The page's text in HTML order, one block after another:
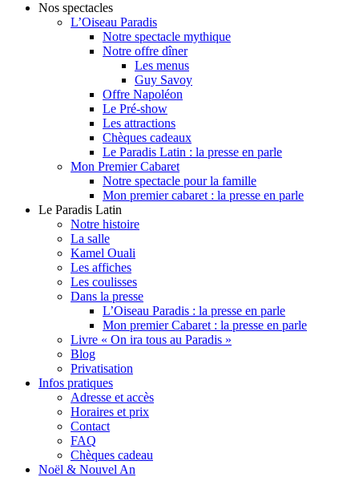
Nos spectacles
L’Oiseau Paradis
Notre spectacle mythique
Notre offre dîner
Les menus
Guy Savoy
Offre Napoléon
Le Pré-show
Les attractions
Chèques cadeaux
Le Paradis Latin : la presse en parle
Mon Premier Cabaret
Notre spectacle pour la famille
Mon premier cabaret : la presse en parle
Le Paradis Latin
Notre histoire
La salle
Kamel Ouali
Les affiches
Les coulisses
Dans la presse
L’Oiseau Paradis : la presse en parle
Mon premier Cabaret : la presse en parle
Livre « On ira tous au Paradis »
Blog
Privatisation
Infos pratiques
Adresse et accès
Horaires et prix
Contact
FAQ
Chèques cadeau
Noël & Nouvel An